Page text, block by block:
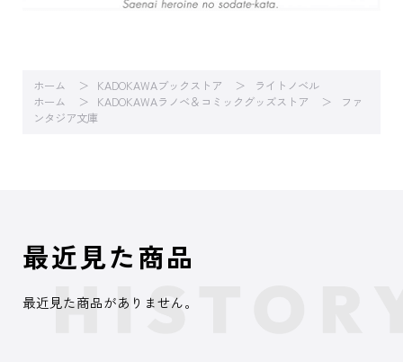
ホーム KADOKAWAブックストア
ライトノベル
ホーム
KADOKAWAラノベ＆コミックグッズストア
ファ
ンタジア文庫
最近見た商品
最近見た商品がありません。